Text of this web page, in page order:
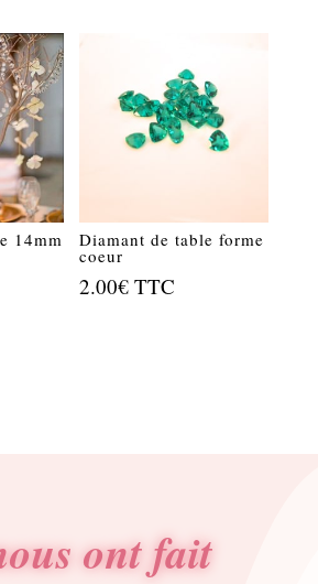
14mm Diamant de table forme
coeur
2.00€ TTC
ont fait